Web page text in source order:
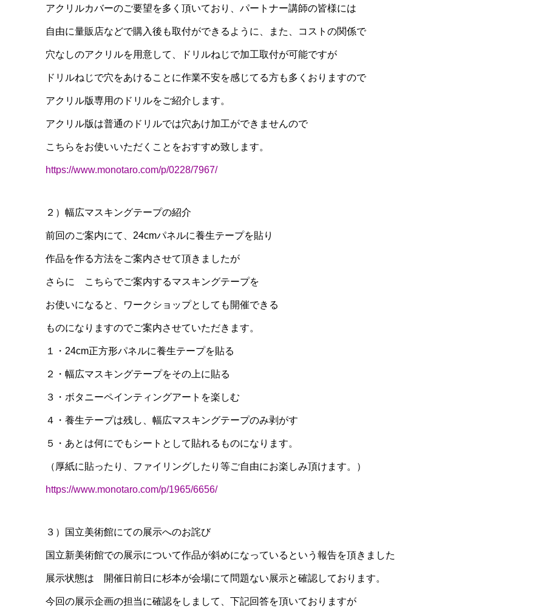
アクリルカバーのご要望を多く頂いており、パートナー講師の皆様には
自由に量販店などで購入後も取付ができるように、また、コストの関係で
穴なしのアクリルを用意して、ドリルねじで加工取付が可能ですが
ドリルねじで穴をあけることに作業不安を感じてる方も多くおりますので
アクリル版専用のドリルをご紹介します。
アクリル版は普通のドリルでは穴あけ加工ができませんので
こちらをお使いいただくことをおすすめ致します。
https://www.monotaro.com/p/0228/7967/
２）幅広マスキングテープの紹介
前回のご案内にて、24cmパネルに養生テープを貼り
作品を作る方法をご案内させて頂きましたが
さらに こちらでご案内するマスキングテープを
お使いになると、ワークショップとしても開催できる
ものになりますのでご案内させていただきます。
１・24cm正方形パネルに養生テープを貼る
２・幅広マスキングテープをその上に貼る
３・ボタニーペインティングアートを楽しむ
４・養生テープは残し、幅広マスキングテープのみ剥がす
５・あとは何にでもシートとして貼れるものになります。
（厚紙に貼ったり、ファイリングしたり等ご自由にお楽しみ頂けます。）
https://www.monotaro.com/p/1965/6656/
３）国立美術館にての展示へのお詫び
国立新美術館での展示について作品が斜めになっているという報告を頂きました
展示状態は 開催日前日に杉本が会場にて問題ない展示と確認しております。
今回の展示企画の担当に確認をしまして、下記回答を頂いておりますが